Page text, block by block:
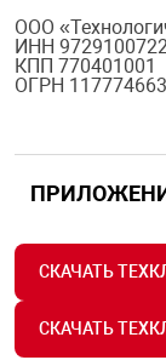
ООО
ИНН
КПП 770401001
ОГРН
СКАЧАТЬ
СКАЧАТЬ